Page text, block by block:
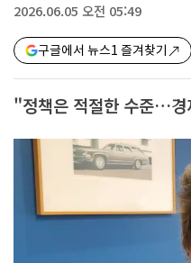
2026.06.05 오전 05:49
구글에서 뉴스1 즐겨찾기
"정책은 적절한 수준…경